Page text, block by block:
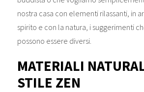
nostra casa con elementi rilassanti, in
spirito e con la natura, i suggerimenti
possono essere diversi.
MATERIALI
STILE ZEN